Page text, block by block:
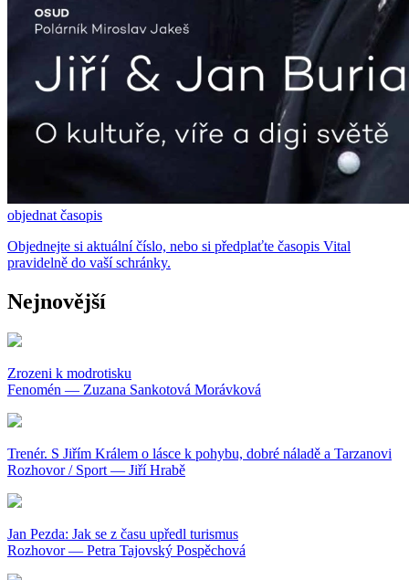
objednat časopis
Objednejte si aktuální číslo, nebo si předplaťte časopis Vital
pravidelně do vaší schránky.
Nejnovější
Zrozeni k modrotisku
Fenomén — Zuzana Sankotová Morávková
Trenér. S Jiřím Králem o lásce k pohybu, dobré náladě a Tarzanovi
Rozhovor / Sport — Jiří Hrabě
Jan Pezda: Jak se z času upředl turismus
Rozhovor — Petra Tajovský Pospěchová